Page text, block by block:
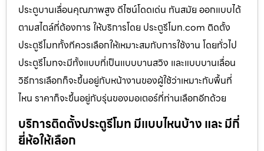
ประตูบานเลื่อนคุณภาพสูง ดีไซน์โดดเด่น ทันสมัย ออกแบบได้
ตามสไตล์ที่ต้องการ ให้บริการโดย ประตูรีโมท.com ติดตั้ง
ประตูรีโมททั้งทีควรเลือกให้เหมาะสมกับการใช้งาน โดยทั่วไป
ประตูรีโมทจะมีทั้งแบบที่เป็นแบบบานสวิง และแบบบานเลื่อน
วิธีการเลือกก็จะขึ้นอยู่กับหน้างานของผู้ใช้ว่าเหมาะกับพื้นที่
ไหน ราคาก็จะขึ้นอยู่กับรุ่นของมอเตอร์ที่ท่านเลือกอีกด้วย
บริการติดตั้งประตูรีโมท มีแบบไหนบ้าง และ มีกี่
ยี่ห้อให้เลือก